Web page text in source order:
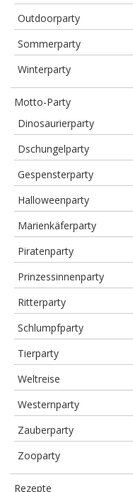
Outdoorparty
Sommerparty
Winterparty
Motto-Party
Dinosaurierparty
Dschungelparty
Gespensterparty
Halloweenparty
Marienkäferparty
Piratenparty
Prinzessinnenparty
Ritterparty
Schlumpfparty
Tierparty
Weltreise
Westernparty
Zauberparty
Zooparty
Rezepte